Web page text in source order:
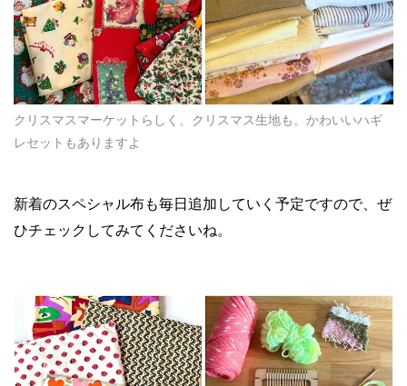
クリスマスマーケットらしく、クリスマス生地も。かわいいハギ
レセットもありますよ
新着のスペシャル布も毎日追加していく予定ですので、ぜ
ひチェックしてみてくださいね。